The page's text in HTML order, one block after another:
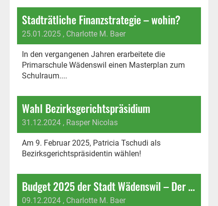
Stadträtliche Finanzstrategie – wohin?
25.01.2025 , Charlotte M. Baer
In den vergangenen Jahren erarbeitete die
Primarschule Wädenswil einen Masterplan zum
Schulraum....
Wahl Bezirksgerichtspräsidium
31.12.2024 , Rasper Nicolas
Am 9. Februar 2025, Patricia Tschudi als
Bezirksgerichtspräsidentin wählen!
Budget 2025 der Stadt Wädenswil – Der positive Anschein trügt!
09.12.2024 , Charlotte M. Baer